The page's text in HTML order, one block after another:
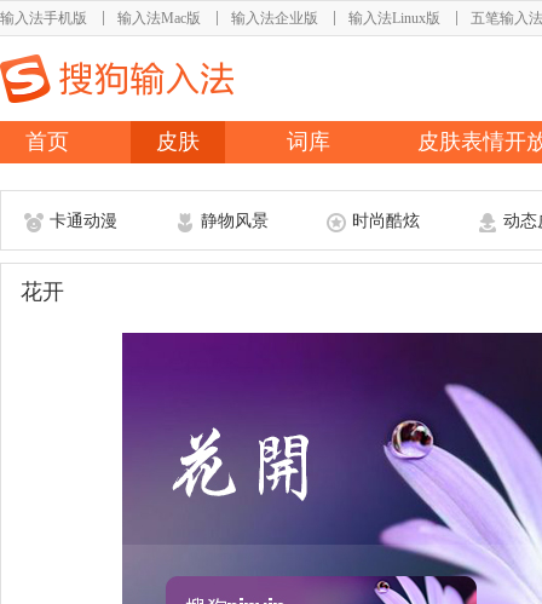
输入法手机版 输入法Mac版 输入法企业版 输入法Linux版 五笔输入法
首页 皮肤 词库 皮肤表情开
卡通动漫 静物风景 时尚酷炫 动态
花开